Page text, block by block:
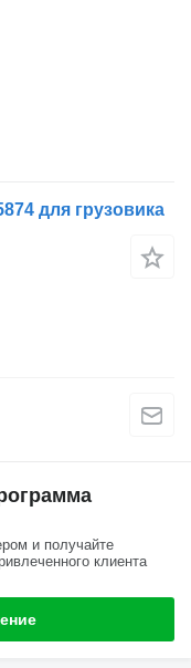
для грузовика
и получайте
клиента